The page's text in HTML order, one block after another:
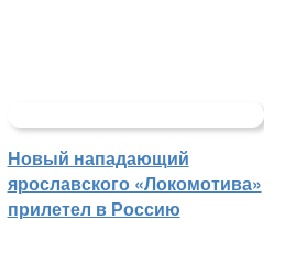
Новый нападающий
ярославского «Локомотива»
прилетел в Россию